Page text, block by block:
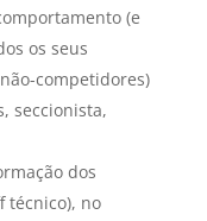
(e
os seus
competidores)
seccionista,
dos
técnico), no